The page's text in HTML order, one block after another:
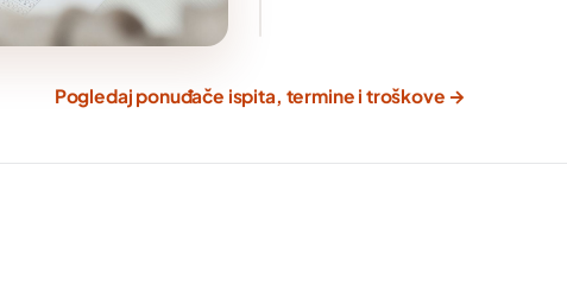
Pogledaj ponuđače ispita, termine i troškove →